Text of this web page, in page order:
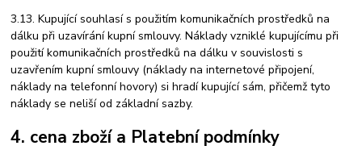
3.13. Kupující souhlasí s použitím komunikačních prostředků na
dálku při uzavírání kupní smlouvy. Náklady vzniklé kupujícímu při
použití komunikačních prostředků na dálku v souvislosti s
uzavřením kupní smlouvy (náklady na internetové připojení,
náklady na telefonní hovory) si hradí kupující sám, přičemž tyto
náklady se neliší od základní sazby.
4. cena zboží a Platební podmínky